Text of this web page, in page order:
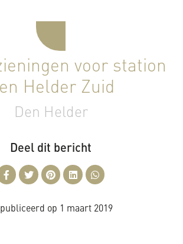
voor station
Helder Zuid
Den Helder
Deel dit bericht
op 1 maart 2019